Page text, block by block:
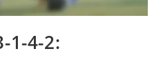
1-4-2: